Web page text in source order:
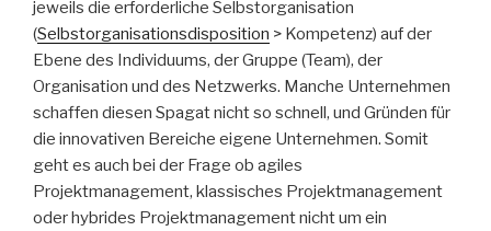
jeweils die erforderliche Selbstorganisation
(Selbstorganisationsdisposition > Kompetenz) auf der
Ebene des Individuums, der Gruppe (Team), der
Organisation und des Netzwerks. Manche Unternehmen
schaffen diesen Spagat nicht so schnell, und Gründen für
die innovativen Bereiche eigene Unternehmen. Somit
geht es auch bei der Frage ob agiles
Projektmanagement, klassisches Projektmanagement
oder hybrides Projektmanagement nicht um ein